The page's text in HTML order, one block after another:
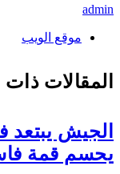
admin
موقع الويب
المقالات ذات
الجيش
يحسم قمة